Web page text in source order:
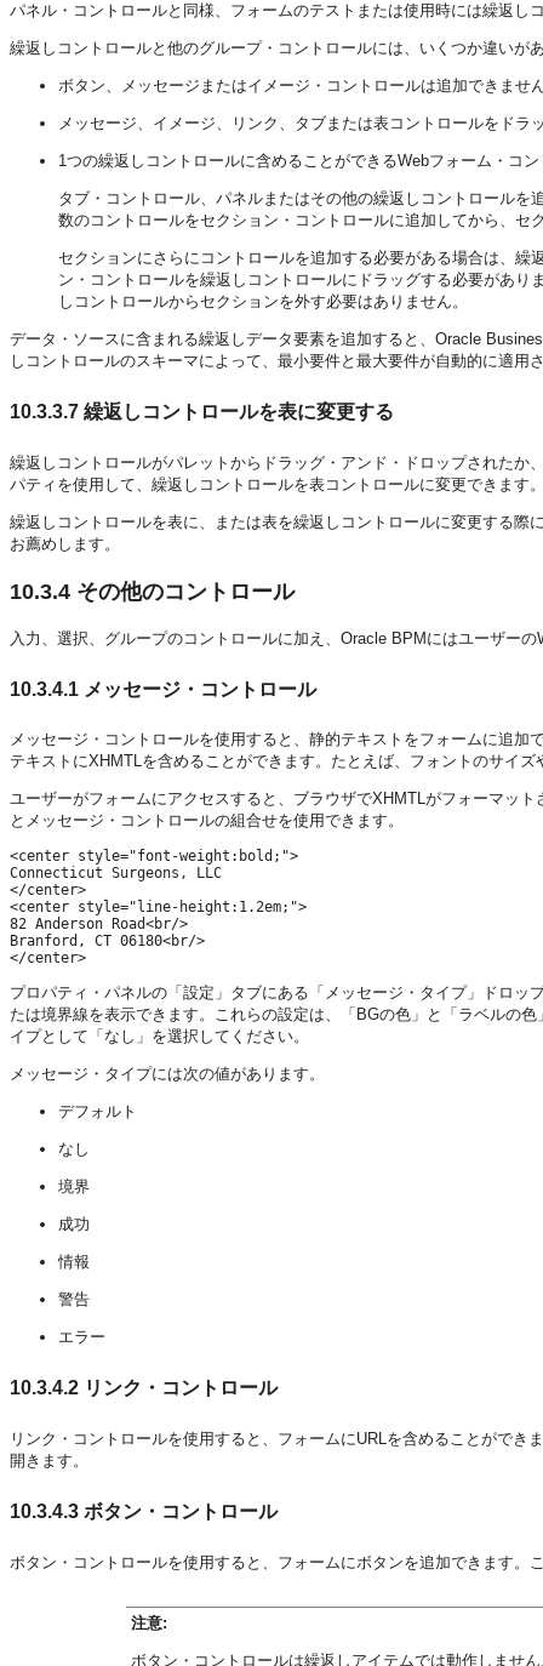
パネル・コントロールと同様、フォームのテストまたは使用時には繰返
繰返しコントロールと他のグループ・コントロールには、いくつか違いが
ボタン、メッセージまたはイメージ・コントロールは追加できませ
メッセージ、イメージ、リンク、タブまたは表コントロールをドラ
1つの繰返しコントロールに含めることができるWebフォーム・コ
タブ・コントロール、パネルまたはその他の繰返しコントロール
数のコントロールをセクション・コントロールに追加してから、セ
セクションにさらにコントロールを追加する必要がある場合は、
ン・コントロールを繰返しコントロールにドラッグする必要があ
しコントロールからセクションを外す必要はありません。
データ・ソースに含まれる繰返しデータ要素を追加すると、Oracle
しコントロールのスキーマによって、最小要件と最大要件が自動的に適用
10.3.3.7 繰返しコントロールを表に変更する
繰返しコントロールがパレットからドラッグ・アンド・ドロップされた
パティを使用して、繰返しコントロールを表コントロールに変更できます
繰返しコントロールを表に、または表を繰返しコントロールに変更する
お薦めします。
10.3.4 その他のコントロール
入力、選択、グループのコントロールに加え、Oracle BPMにはユーザー
10.3.4.1 メッセージ・コントロール
メッセージ・コントロールを使用すると、静的テキストをフォームに追
テキストにXHMTLを含めることができます。たとえば、フォントのサイ
ユーザーがフォームにアクセスすると、ブラウザでXHMTLがフォーマッ
とメッセージ・コントロールの組合せを使用できます。
<center style="font-weight:bold;">
Connecticut Surgeons, LLC
</center>
<center style="line-height:1.2em;">
82 Anderson Road<br/>
Branford, CT 06180<br/>
プロパティ・パネルの「設定」タブにある「メッセージ・タイプ」ドロ
たは境界線を表示できます。これらの設定は、「BGの色」と「ラベルの
イプとして「なし」を選択してください。
メッセージ・タイプには次の値があります。
デフォルト
なし
境界
成功
情報
警告
エラー
10.3.4.2 リンク・コントロール
リンク・コントロールを使用すると、フォームにURLを含めることがで
開きます。
10.3.4.3 ボタン・コントロール
ボタン・コントロールを使用すると、フォームにボタンを追加できます
注意:
ボタン・コントロールは繰返しアイテムでは動作しませ